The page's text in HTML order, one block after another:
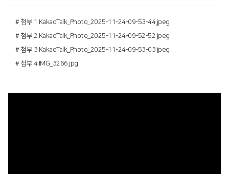
# 첨부 1.KakaoTalk_Photo_2025-11-24-09-53-44.jpeg
# 첨부 2.KakaoTalk_Photo_2025-11-24-09-52-52.jpeg
# 첨부 3.KakaoTalk_Photo_2025-11-24-09-53-03.jpeg
# 첨부 4.IMG_3266.jpg